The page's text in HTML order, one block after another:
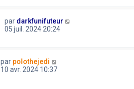
par darkfunifuteur
05 juil. 2024 20:24
par polothejedi
10 avr. 2024 10:37